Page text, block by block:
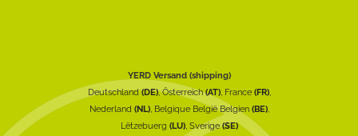
YERD Versand (shipping)
Deutschland(DE), Österreich(AT), France (FR),
Nederland (NL), Belgique België Belgien (BE),
Lëtzebuerg (LU), Sverige(SE)